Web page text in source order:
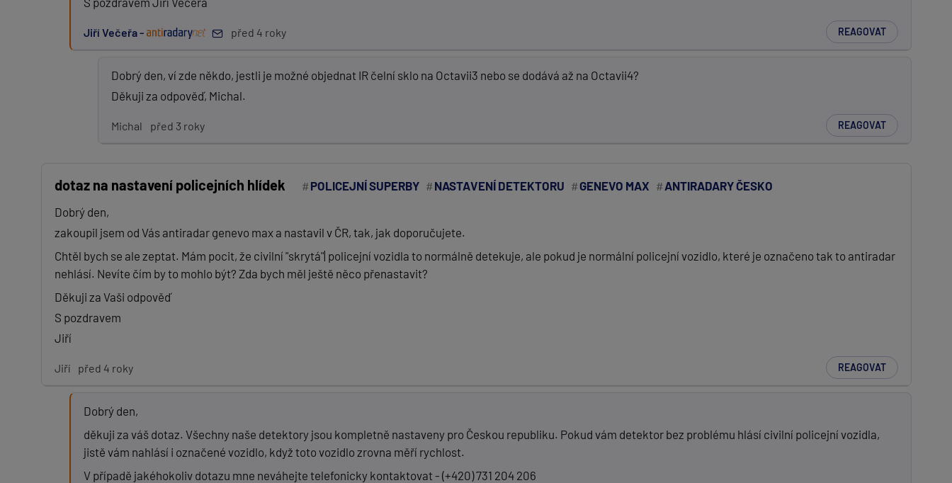
Jiří Večeřa - před 4 roky REAGOVAT
Dobrý den, ví zde někdo, jestli je možné objednat IR čelní sklo na Octavii3 nebo se dodává až na Octavii4?
Děkuji za odpověď, Michal.
Michal před 3 roky REAGOVAT
dotaz na nastavení policejních hlídek POLICEJNÍ SUPERBY NASTAVENÍ DETEKTORU GENEVO MAX
ANTIRADARY ČESKO
Dobrý den,
zakoupil jsem od Vás antiradar genevo max a nastavil v ČR, tak, jak doporučujete.
Chtěl bych se ale zeptat. Mám pocit, že civilní "skrytá"| policejní vozidla to normálně detekuje, ale pokud je normální policejní vozidlo, které je označeno tak to antiradar
nehlásí. Nevíte čím by to mohlo být? Zda bych měl ještě něco přenastavit?
Děkuji za Vaši odpověď
S pozdravem
Jiří
Jiří před 4 roky REAGOVAT
Dobrý den,
děkuji za váš dotaz. Všechny naše detektory jsou kompletně nastaveny pro Českou republiku. Pokud vám detektor bez problému hlásí civilní policejní vozidla,
jistě vám nahlásí i označené vozidlo, když toto vozidlo zrovna měří rychlost.
V případě jakéhokoliv dotazu mne neváhejte telefonicky kontaktovat - (+420) 731 204 206